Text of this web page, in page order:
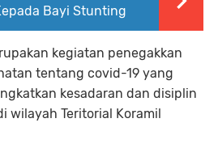
Bayi Stunting
kegiatan penegakkan
tentang covid-19 yang
kesadaran dan disiplin
wilayah Teritorial Koramil